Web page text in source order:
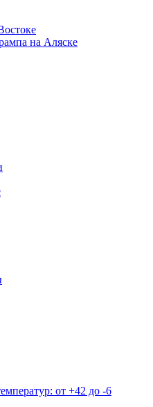
на Аляске
от +42 до -6